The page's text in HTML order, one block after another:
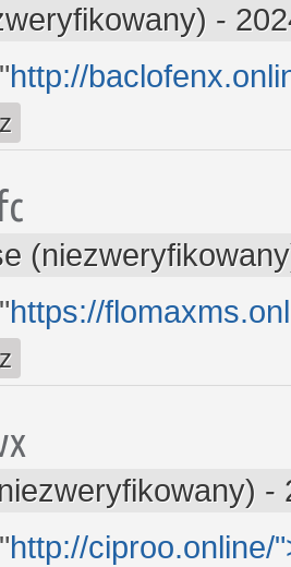
-
http://
https://
-
http://ciproo.online/